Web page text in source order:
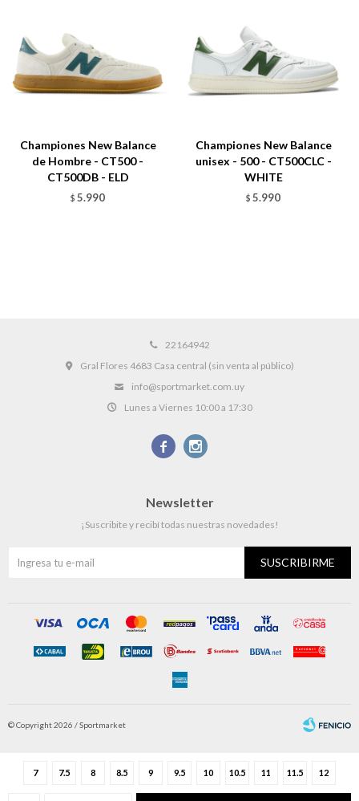
7 7.5 8 8.5 9 9.5 10 10.5 11 11.5 12
Championes New Balance
de Hombre - CT500 -
CT500DB - ELD
$ 5.990
Championes New Balance
unisex - 500 - CT500CLC -
WHITE
$ 5.990
22164942
Gral Flores 4683 Casa central (sin venta al público)
info@sportmarket.com.uy
Lunes a Viernes 10:00 a 17:30
 
Newsletter
¡Suscribite y recibí todas nuestras novedades!
SUSCRIBIRME
© Copyright 2026 / Sportmarket